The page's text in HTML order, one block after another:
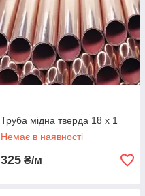
Труба мідна тверда 18 х 1
Немає в наявності
325 ₴/м